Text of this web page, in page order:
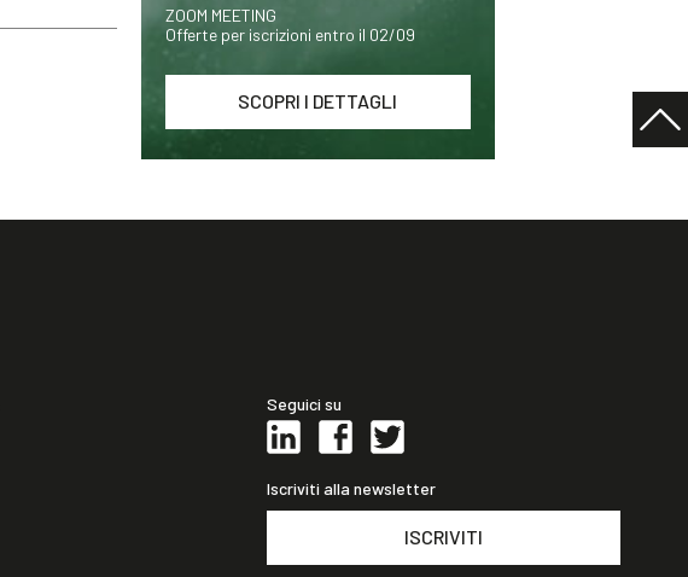
ZOOM MEETING
Offerte per iscrizioni entro il 02/09
SCOPRI I DETTAGLI
Seguici su
Iscriviti alla newsletter
ISCRIVITI